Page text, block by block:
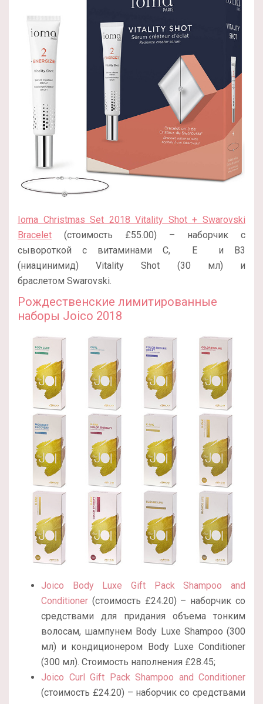
Ioma Christmas Set 2018 Vitality Shot + Swarovski
Bracelet (стоимость £55.00) – наборчик с
сывороткой с витаминами С, Е и В3
(ниацинимид) Vitality Shot (30 мл) и
браслетом Swarovski.
Рождественские лимитированные
наборы Joico 2018
Joico Body Luxe Gift Pack Shampoo and
Conditioner (стоимость £24.20) – наборчик со
средствами для придания объема тонким
волосам, шампунем Body Luxe Shampoo (300
мл) и кондиционером Body Luxe Conditioner
(300 мл). Стоимость наполнения £28.45;
Joico Curl Gift Pack Shampoo and Conditioner
(стоимость £24.20) – наборчик со средствами